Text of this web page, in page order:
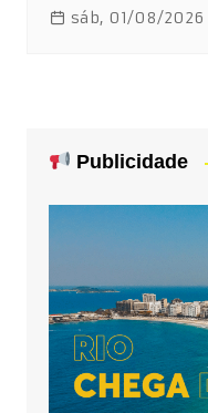
sáb, 01/08/2026
Publicidade